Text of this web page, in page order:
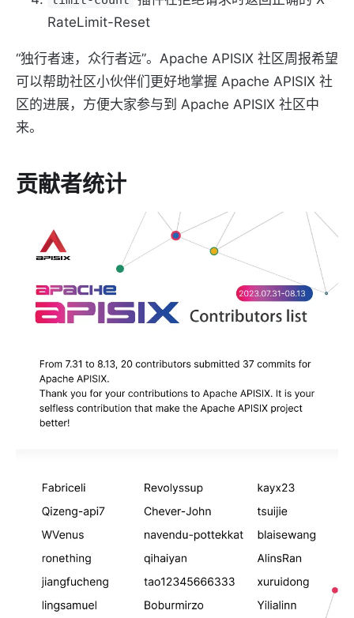
RateLimit-Reset
“独行者速，众行者远”。Apache APISIX 社区周报希望
可以帮助社区小伙伴们更好地掌握 Apache APISIX 社
区的进展，方便大家参与到 Apache APISIX 社区中
来。
贡献者统计